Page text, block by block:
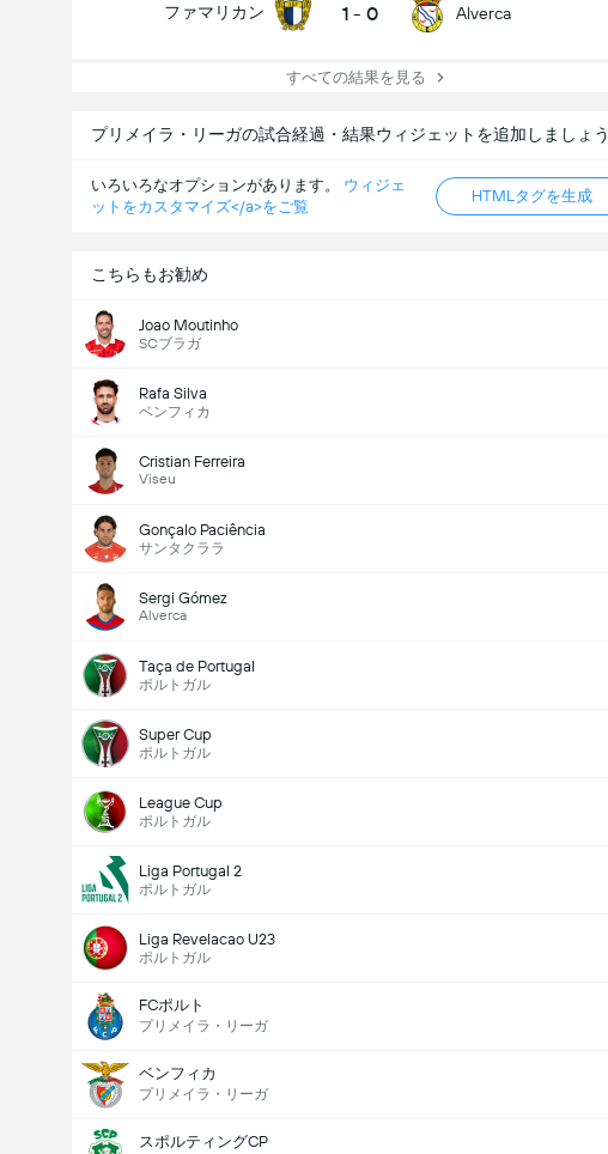
ファマリカン 1 - 0 Alverca
すべての結果を見る
プリメイラ・リーガの試合経過・結果ウィジェットを追加しましょう
いろいろなオプションがあります。 ウィジェ
ットをカスタマイズ</a>をご覧
HTMLタグを生成
こちらもお勧め
Joao Moutinho
SCブラガ
Rafa Silva
ベンフィカ
Cristian Ferreira
Viseu
Gonçalo Paciência
サンタクララ
Sergi Gómez
Alverca
Taça de Portugal
ポルトガル
Super Cup
ポルトガル
League Cup
ポルトガル
Liga Portugal 2
ポルトガル
Liga Revelacao U23
ポルトガル
FCポルト
プリメイラ・リーガ
ベンフィカ
プリメイラ・リーガ
スポルティングCP